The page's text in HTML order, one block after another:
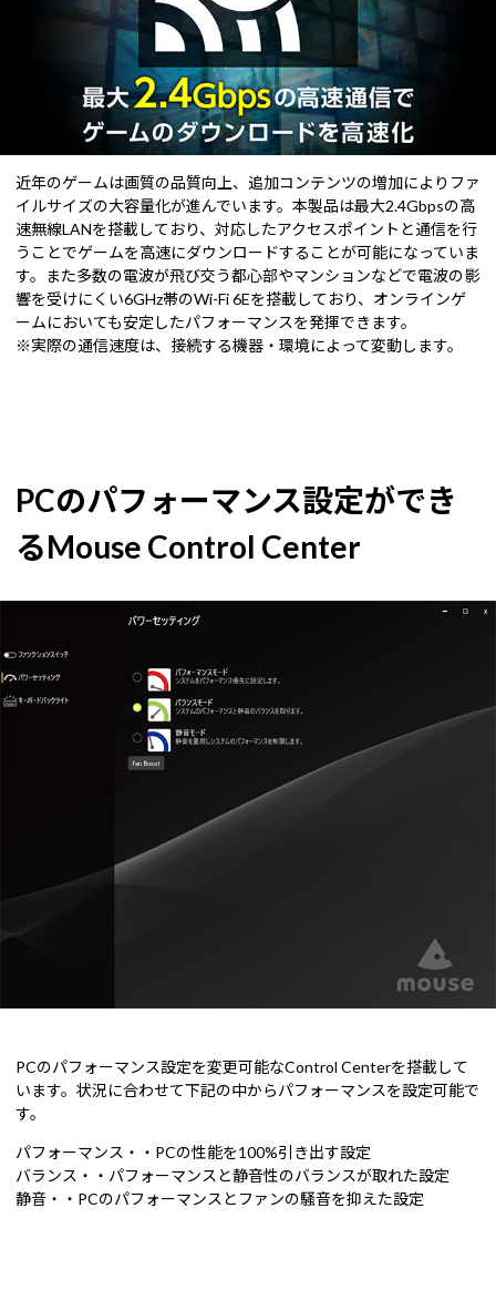
近年のゲームは画質の品質向上、追加コンテンツの増加によりファ
イルサイズの大容量化が進んでいます。本製品は最大2.4Gbpsの高
速無線LANを搭載しており、対応したアクセスポイントと通信を行
うことでゲームを高速にダウンロードすることが可能になっていま
す。また多数の電波が飛び交う都心部やマンションなどで電波の影
響を受けにくい6GHz帯のWi-Fi 6Eを搭載しており、オンラインゲ
ームにおいても安定したパフォーマンスを発揮できます。
※実際の通信速度は、接続する機器・環境によって変動します。
PCのパフォーマンス設定ができ
るMouse Control Center
PCのパフォーマンス設定を変更可能なControl Centerを搭載して
います。状況に合わせて下記の中からパフォーマンスを設定可能で
す。
パフォーマンス・・PCの性能を100%引き出す設定
バランス・・パフォーマンスと静音性のバランスが取れた設定
静音・・PCのパフォーマンスとファンの騒音を抑えた設定